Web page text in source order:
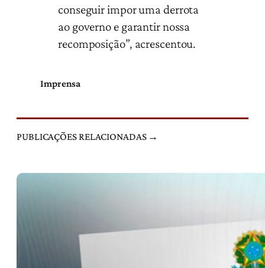
conseguir impor uma derrota
ao governo e garantir nossa
recomposição”, acrescentou.
Imprensa
PUBLICAÇÕES RELACIONADAS →